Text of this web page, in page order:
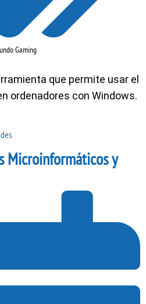
Gaming
que permite usar el
ordenadores con Windows.
Microinformáticos y